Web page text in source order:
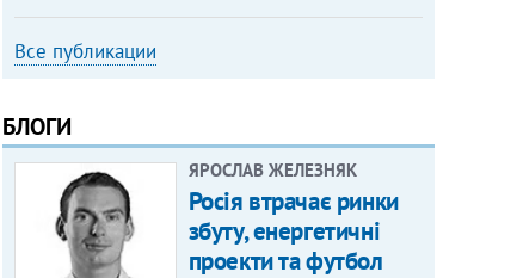
Все публикации
БЛОГИ
ЯРОСЛАВ ЖЕЛЕЗНЯК
Росія втрачає ринки
збуту, енергетичні
проекти та футбол